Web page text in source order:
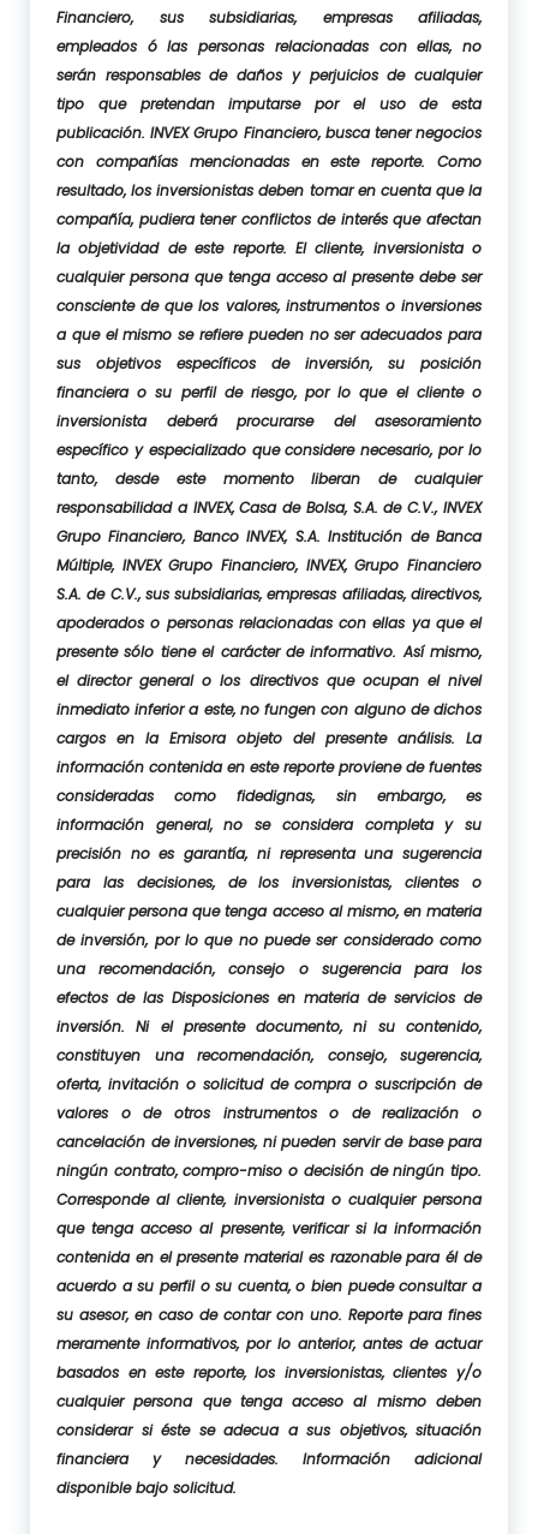
Financiero, sus subsidiarias, empresas afiliadas,
empleados ó las personas relacionadas con ellas, no
serán responsables de daños y perjuicios de cualquier
tipo que pretendan imputarse por el uso de esta
publicación. INVEX Grupo Financiero, busca tener negocios
con compañías mencionadas en este reporte. Como
resultado, los inversionistas deben tomar en cuenta que la
compañía, pudiera tener conflictos de interés que afectan
la objetividad de este reporte. El cliente, inversionista o
cualquier persona que tenga acceso al presente debe ser
consciente de que los valores, instrumentos o inversiones
a que el mismo se refiere pueden no ser adecuados para
sus objetivos específicos de inversión, su posición
financiera o su perfil de riesgo, por lo que el cliente o
inversionista deberá procurarse del asesoramiento
específico y especializado que considere necesario, por lo
tanto, desde este momento liberan de cualquier
responsabilidad a INVEX, Casa de Bolsa, S.A. de C.V., INVEX
Grupo Financiero, Banco INVEX, S.A. Institución de Banca
Múltiple, INVEX Grupo Financiero, INVEX, Grupo Financiero
S.A. de C.V., sus subsidiarias, empresas afiliadas, directivos,
apoderados o personas relacionadas con ellas ya que el
presente sólo tiene el carácter de informativo. Así mismo,
el director general o los directivos que ocupan el nivel
inmediato inferior a este, no fungen con alguno de dichos
cargos en la Emisora objeto del presente análisis. La
información contenida en este reporte proviene de fuentes
consideradas como fidedignas, sin embargo, es
información general, no se considera completa y su
precisión no es garantía, ni representa una sugerencia
para las decisiones, de los inversionistas, clientes o
cualquier persona que tenga acceso al mismo, en materia
de inversión, por lo que no puede ser considerado como
una recomendación, consejo o sugerencia para los
efectos de las Disposiciones en materia de servicios de
inversión. Ni el presente documento, ni su contenido,
constituyen una recomendación, consejo, sugerencia,
oferta, invitación o solicitud de compra o suscripción de
valores o de otros instrumentos o de realización o
cancelación de inversiones, ni pueden servir de base para
ningún contrato, compro-miso o decisión de ningún tipo.
Corresponde al cliente, inversionista o cualquier persona
que tenga acceso al presente, verificar si la información
contenida en el presente material es razonable para él de
acuerdo a su perfil o su cuenta, o bien puede consultar a
su asesor, en caso de contar con uno. Reporte para fines
meramente informativos, por lo anterior, antes de actuar
basados en este reporte, los inversionistas, clientes y/o
cualquier persona que tenga acceso al mismo deben
considerar si éste se adecua a sus objetivos, situación
financiera y necesidades. Información adicional
disponible bajo solicitud.